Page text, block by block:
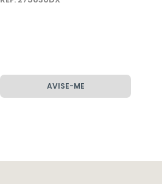
AVISE-ME